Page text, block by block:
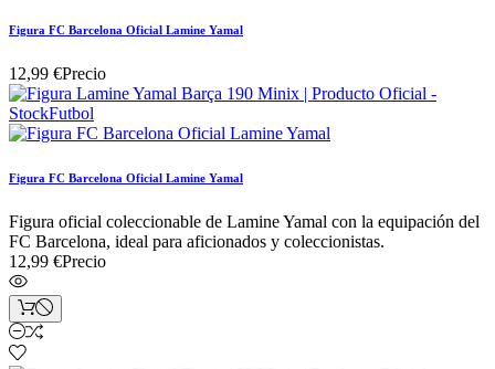
Figura FC Barcelona Oficial Lamine Yamal
12,99 €Precio
Figura FC Barcelona Oficial Lamine Yamal
Figura oficial coleccionable de Lamine Yamal con la equipación del
FC Barcelona, ideal para aficionados y coleccionistas.
12,99 €Precio